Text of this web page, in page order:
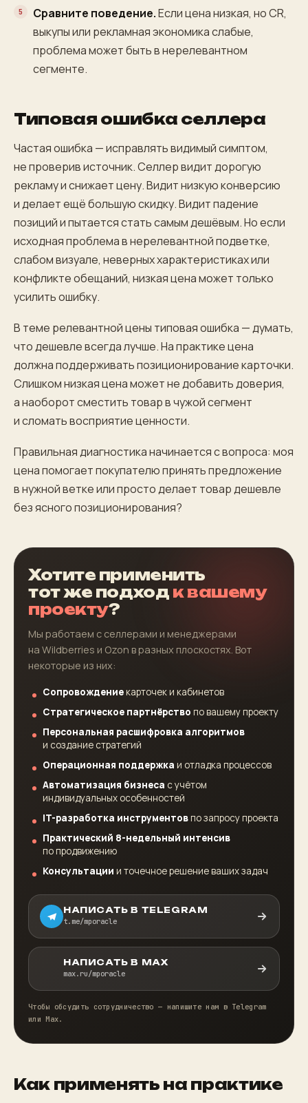
Сравните поведение.Если цена низкая, но CR,
выкупы или рекламная экономика слабые,
проблема может быть в нерелевантном
сегменте.
Типовая ошибка селлера
Частая ошибка — исправлять видимый симптом,
не проверив источник. Селлер видит дорогую
рекламу и снижает цену. Видит низкую конверсию
и делает ещё большую скидку. Видит падение
позиций и пытается стать самым дешёвым. Но если
исходная проблема в нерелевантной подветке,
слабом визуале, неверных характеристиках или
конфликте обещаний, низкая цена может только
усилить ошибку.
В теме релевантной цены типовая ошибка — думать,
что дешевле всегда лучше. На практике цена
должна поддерживать позиционирование карточки.
Слишком низкая цена может не добавить доверия,
а наоборот сместить товар в чужой сегмент
и сломать восприятие ценности.
Правильная диагностика начинается с вопроса: моя
цена помогает покупателю принять предложение
в нужной ветке или просто делает товар дешевле
без ясного позиционирования?
Хотите применить
тот же подход к вашему
проекту?
Мы работаем с селлерами и менеджерами
на Wildberries и Ozon в разных плоскостях. Вот
некоторые из них:
Сопровождение карточек и кабинетов
Стратегическое партнёрство по вашему проекту
Персональная расшифровка алгоритмов
и создание стратегий
Операционная поддержка и отладка процессов
Автоматизация бизнеса с учётом
индивидуальных особенностей
IT-разработка инструментов по запросу проекта
Практический 8-недельный интенсив
по продвижению
Консультации и точечное решение ваших задач
НАПИСАТЬ В TELEGRAM
t.me/mporacle
НАПИСАТЬ В MAX
max.ru/mporacle
Чтобы обсудить сотрудничество — напишите нам в Telegram
или Max.
Как применять на практике